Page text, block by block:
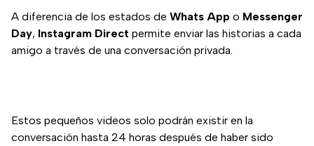
A diferencia de los estados de Whats App o Messenger
Day, Instagram Direct permite enviar las historias a cada
amigo a través de una conversación privada.
Estos pequeños videos solo podrán existir en la
conversación hasta 24 horas después de haber sido